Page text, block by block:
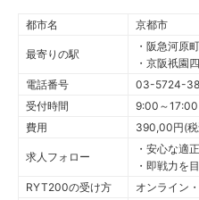
都市名 京都市
最寄りの駅
・阪急河原
・京阪祇園
電話番号
03-5724-
受付時間
9:00～17:00
費用
390,00円(税
求人フォロー
・安心な適
・即戦力を
RYT200の受け方
オンライン